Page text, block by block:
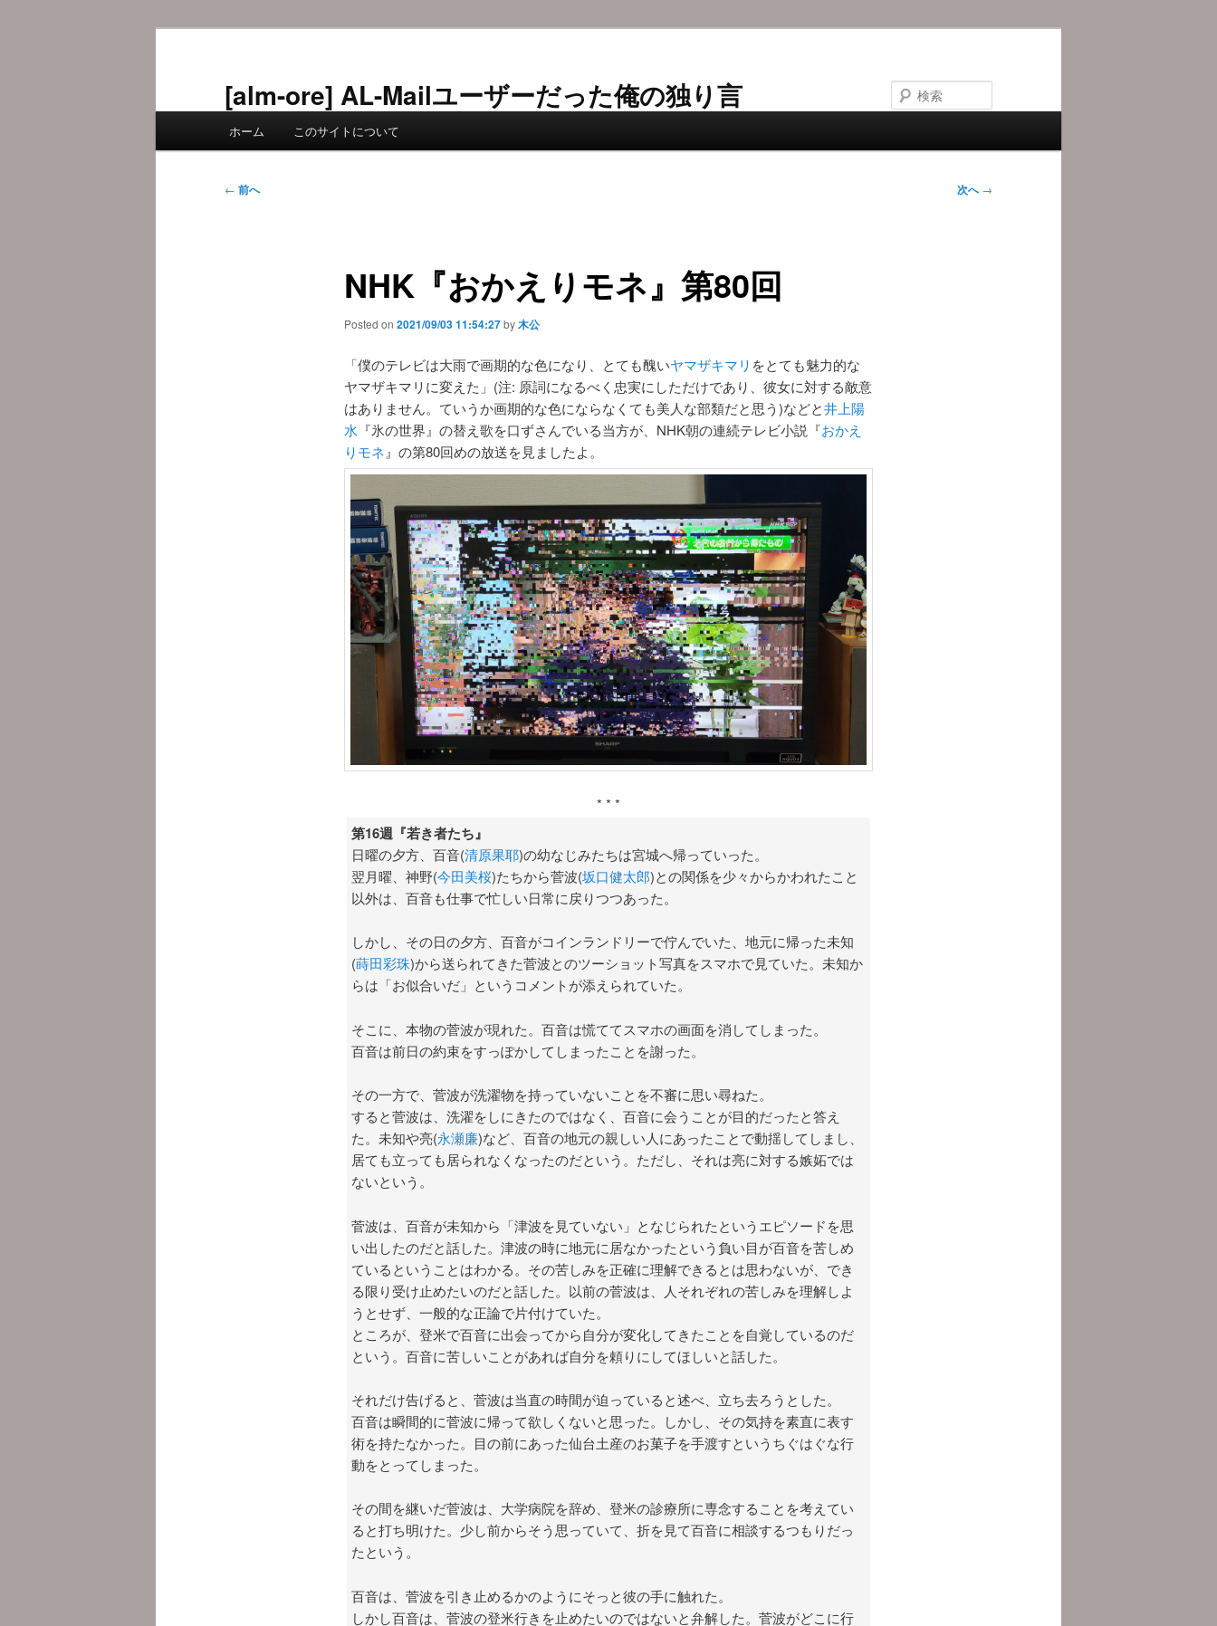
[alm-ore] AL-Mailユーザーだった俺の独り言
索
ホーム このサイトについて
投
← 前へ 次へ→
NHK『おかえりモネ』第80回
Posted on 2021/09/03 11:54:27by木公
「僕のテレビは大雨で画期的な色になり、とても醜いヤマザキマリ をとても魅力的な
ヤマザキマリに変えた」(注: 原詞になるべく忠実にしただけであり、彼女に対する敵意
はありません。ていうか画期的な色にならなくても美人な部類だと思う)などと井上陽
水 『氷の世界』の替え歌を口ずさんでいる当方が、NHK朝の連続テレビ小説『おかえ
りモネ 』の第80回めの放送を見ましたよ。
* * *
第16週『若き者たち』
日曜の夕方、百音(清原果耶)の幼なじみたちは宮城へ帰っていった。
翌月曜、神野(今田美桜)たちから菅波(坂口健太郎)との関係を少々からかわれたこと
以外は、百音も仕事で忙しい日常に戻りつつあった。
しかし、その日の夕方、百音がコインランドリーで佇んでいた、地元に帰った未知
(蒔田彩珠)から送られてきた菅波とのツーショット写真をスマホで見ていた。未知か
らは「お似合いだ」というコメントが添えられていた。
そこに、本物の菅波が現れた。百音は慌ててスマホの画面を消してしまった。
百音は前日の約束をすっぽかしてしまったことを謝った。
その一方で、菅波が洗濯物を持っていないことを不審に思い尋ねた。
すると菅波は、洗濯をしにきたのではなく、百音に会うことが目的だったと答え
た。未知や亮(永瀬廉)など、百音の地元の親しい人にあったことで動揺してしまし、
居ても立っても居られなくなったのだという。ただし、それは亮に対する嫉妬では
ないという。
菅波は、百音が未知から「津波を見ていない」となじられたというエピソードを思
い出したのだと話した。津波の時に地元に居なかったという負い目が百音を苦しめ
ているということはわかる。その苦しみを正確に理解できるとは思わないが、でき
る限り受け止めたいのだと話した。以前の菅波は、人それぞれの苦しみを理解しよ
うとせず、一般的な正論で片付けていた。
ところが、登米で百音に出会ってから自分が変化してきたことを自覚しているのだ
という。百音に苦しいことがあれば自分を頼りにしてほしいと話した。
それだけ告げると、菅波は当直の時間が迫っていると述べ、立ち去ろうとした。
百音は瞬間的に菅波に帰って欲しくないと思った。しかし、その気持を素直に表す
術を持たなかった。目の前にあった仙台土産のお菓子を手渡すというちぐはぐな行
動をとってしまった。
その間を継いだ菅波は、大学病院を辞め、登米の診療所に専念することを考えてい
ると打ち明けた。少し前からそう思っていて、折を見て百音に相談するつもりだっ
たという。
百音は、菅波を引き止めるかのようにそっと彼の手に触れた。
しかし百音は、菅波の登米行きを止めたいのではないと弁解した。菅波がどこに行